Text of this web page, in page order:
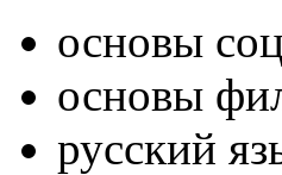
основы
основы
русский